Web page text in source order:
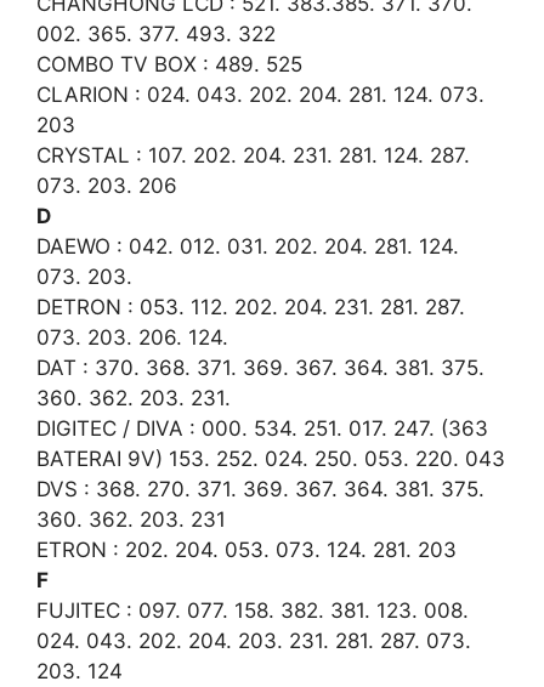
002. 365. 377. 493. 322
COMBO TV BOX : 489. 525
CLARION : 024. 043. 202. 204. 281. 124. 073.
203
CRYSTAL : 107. 202. 204. 231. 281. 124. 287.
073. 203. 206
D
DAEWO : 042. 012. 031. 202. 204. 281. 124.
073. 203.
DETRON : 053. 112. 202. 204. 231. 281. 287.
073. 203. 206. 124.
DAT : 370. 368. 371. 369. 367. 364. 381. 375.
360. 362. 203. 231.
DIGITEC / DIVA : 000. 534. 251. 017. 247. (363
BATERAI 9V) 153. 252. 024. 250. 053. 220. 043
DVS : 368. 270. 371. 369. 367. 364. 381. 375.
360. 362. 203. 231
ETRON : 202. 204. 053. 073. 124. 281. 203
F
FUJITEC : 097. 077. 158. 382. 381. 123. 008.
024. 043. 202. 204. 203. 231. 281. 287. 073.
203. 124